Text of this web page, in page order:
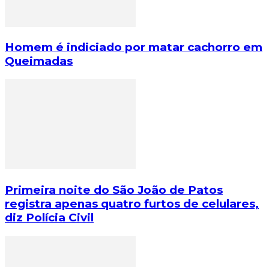
Homem é indiciado por matar cachorro em
Queimadas
Primeira noite do São João de Patos
registra apenas quatro furtos de celulares,
diz Polícia Civil